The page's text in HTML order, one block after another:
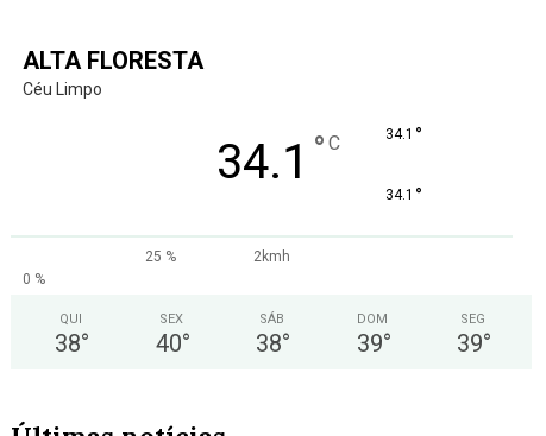
ALTA FLORESTA
Céu Limpo
34.1 ° C 34.1 °
34.1 °
25 %
2kmh
0 %
QUI
38°
SEX
40°
SÁB
38°
DOM
39°
SEG
39°